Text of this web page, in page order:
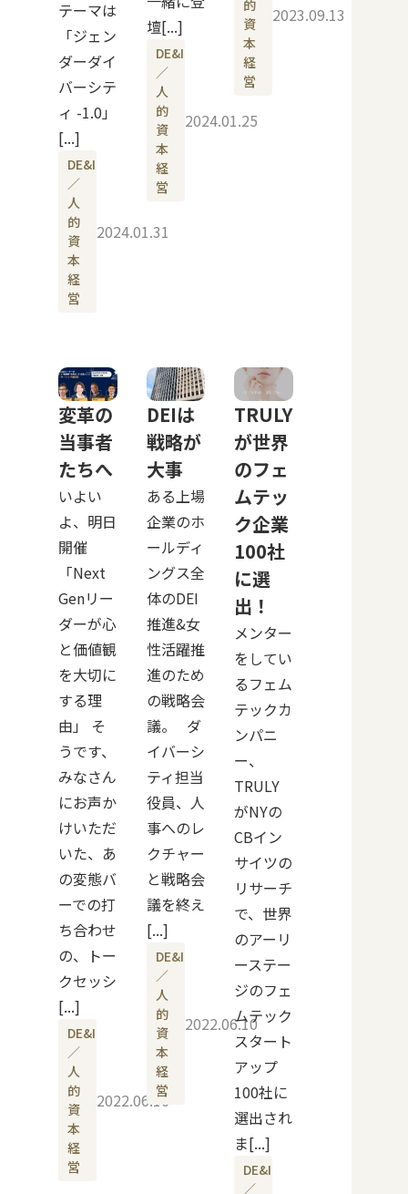
テーマは
「ジェン
ダーダイ
バーシテ
ィ -1.0」
[...]
DE&I
／
人
的
資
本
経
営
2024.01.31
壇[...]
DE&I
／
人
的
資
本
経
営
2024.01.25
的
資
本
経
営
2023.09.13
変革の
当事者
たちへ
いよい
よ、明日
開催
「Next
Genリー
ダーが心
と価値観
を大切に
する理
由」 そ
うです、
みなさん
にお声か
けいただ
いた、あ
の変態バ
ーでの打
ち合わせ
の、トー
クセッシ
[...]
DE&I
／
人
的
資
本
経
営
2022.06.16
DEIは
戦略が
大事
ある上場
企業のホ
ールディ
ングス全
体のDEI
推進&女
性活躍推
進のため
の戦略会
議。 ダ
イバーシ
ティ担当
役員、人
事へのレ
クチャー
と戦略会
議を終え
[...]
DE&I
／
人
的
資
本
経
営
2022.06.10
TRULY
が世界
のフェ
ムテッ
ク企業
100社
に選
出！
メンター
をしてい
るフェム
テックカ
ンパニ
ー、
TRULY
がNYの
CBイン
サイツの
リサーチ
で、世界
のアーリ
ーステー
ジのフェ
ムテック
スタート
アップ
100社に
選出され
ま[...]
DE&I
／